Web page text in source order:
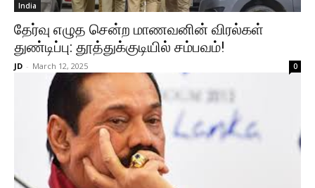
India
தேர்வு எழுத சென்ற மாணவனின் விரல்கள்
துண்டிப்பு: தூத்துக்குடியில் சம்பவம்!
JD - March 12, 2025 0